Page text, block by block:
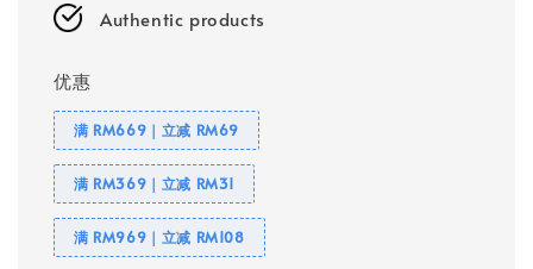
Authentic products
优惠
满 RM669｜立减 RM69
满 RM369｜立减 RM31
满 RM969｜立减 RM108